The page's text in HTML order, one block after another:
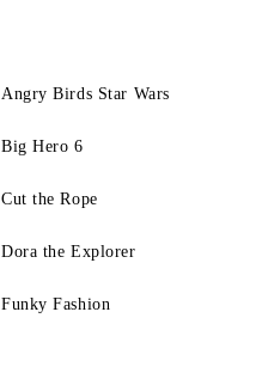
Angry Birds Star Wars
Big Hero 6
Cut the Rope
Dora the Explorer
Funky Fashion